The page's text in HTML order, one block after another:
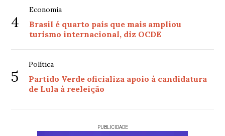
4
Economia
Brasil é quarto país que mais ampliou
turismo internacional, diz OCDE
5
Política
Partido Verde oficializa apoio à candidatura
de Lula à reeleição
PUBLICIDADE